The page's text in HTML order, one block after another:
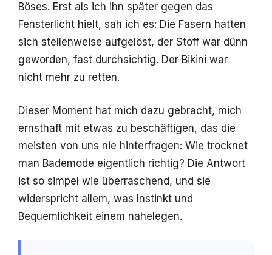
Böses. Erst als ich ihn später gegen das
Fensterlicht hielt, sah ich es: Die Fasern hatten
sich stellenweise aufgelöst, der Stoff war dünn
geworden, fast durchsichtig. Der Bikini war
nicht mehr zu retten.
Dieser Moment hat mich dazu gebracht, mich
ernsthaft mit etwas zu beschäftigen, das die
meisten von uns nie hinterfragen: Wie trocknet
man Bademode eigentlich richtig? Die Antwort
ist so simpel wie überraschend, und sie
widerspricht allem, was Instinkt und
Bequemlichkeit einem nahelegen.